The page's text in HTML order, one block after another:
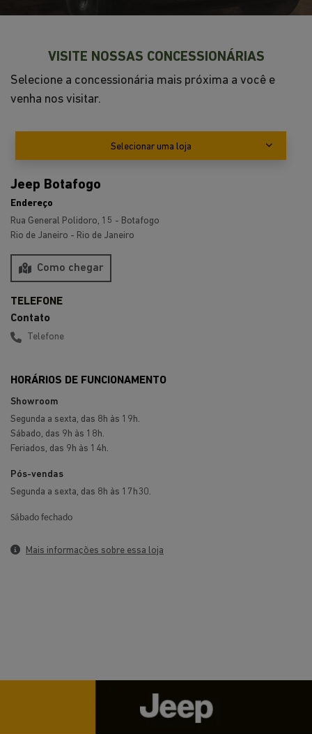
Jeep Botafogo
Endereço
Como chegar
Contato
Telefone
HORÁRIOS DE FUNCIONAMENTO
Showroom
Segunda a sexta, das 8h às 19h.
Feriados, das 9h às 14h.
Segunda a sexta, das 8h às 17h30.
Mais informações sobre essa loja